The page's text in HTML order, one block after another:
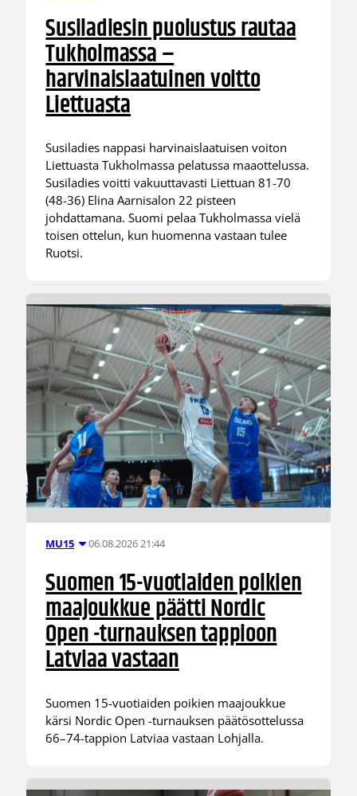
Susiladiesin puolustus rautaa
Tukholmassa –
harvinaislaatuinen voitto
Liettuasta
Susiladies nappasi harvinaislaatuisen voiton
Liettuasta Tukholmassa pelatussa maaottelussa.
Susiladies voitti vakuuttavasti Liettuan 81-70
(48-36) Elina Aarnisalon 22 pisteen
johdattamana. Suomi pelaa Tukholmassa vielä
toisen ottelun, kun huomenna vastaan tulee
Ruotsi.
MU15 06.08.2026 21:44
Suomen 15-vuotiaiden poikien
maajoukkue päätti Nordic
Open -turnauksen tappioon
Latviaa vastaan
Suomen 15-vuotiaiden poikien maajoukkue
kärsi Nordic Open -turnauksen päätösottelussa
66–74-tappion Latviaa vastaan Lohjalla.